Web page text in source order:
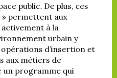
public. De plus, ces
permettent aux
à la
urbain y
d’insertion et
aux métiers de
un programme qui